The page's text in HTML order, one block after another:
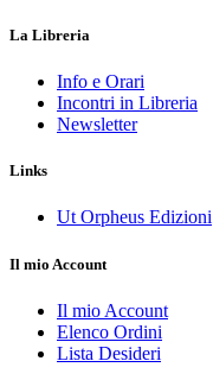
La Libreria
Info e Orari
Incontri in Libreria
Newsletter
Links
Ut Orpheus Edizioni
Il mio Account
Il mio Account
Elenco Ordini
Lista Desideri